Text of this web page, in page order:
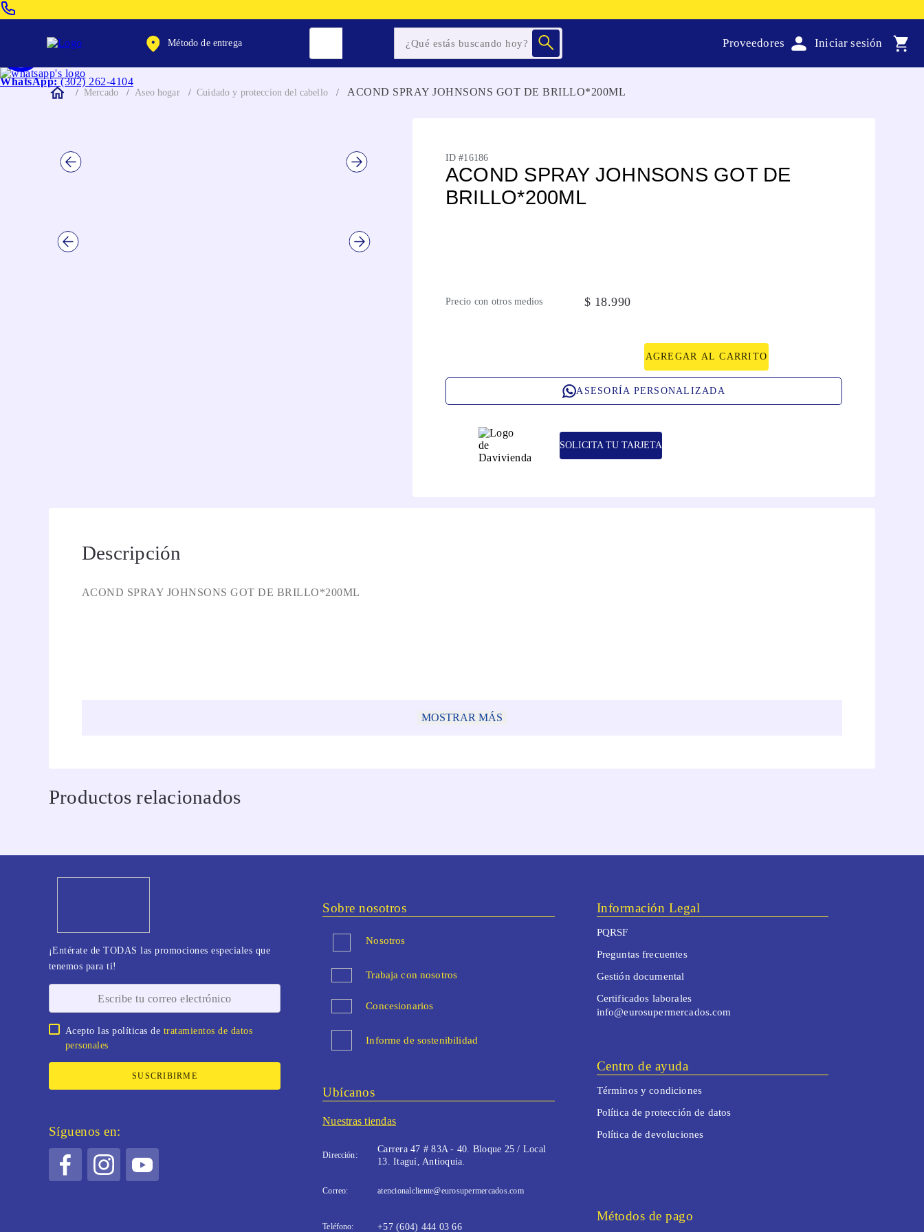
WhatsApp: (302) 262-4104
Método de entrega Proveedores
Mercado Aseo hogar Cuidado y proteccion del cabello ACOND SPRAY JOHNSONS GOT DE BRILLO*200ML
ID #16186
ACOND SPRAY JOHNSONS GOT DE
BRILLO*200ML
Precio con otros medios $ 18.990
AGREGAR AL CARRITO
ASESORÍA PERSONALIZADA
SOLICITA TU TARJETA
Descripción
ACOND SPRAY JOHNSONS GOT DE BRILLO*200ML
MOSTRAR MÁS
Productos relacionados
¡Entérate de TODAS las promociones especiales que
tenemos para ti!
Acepto las políticas de tratamientos de datos
personales
SUSCRIBIRME
Síguenos en:
Sobre nosotros
Nosotros
Trabaja con nosotros
Concesionarios
Informe de sostenibilidad
Ubícanos
Nuestras tiendas
Dirección:
Carrera 47 # 83A - 40. Bloque 25 / Local
13. Itaguí, Antioquia.
Correo: atencionalcliente@eurosupermercados.com
Teléfono: +57 (604) 444 03 66
Información Legal
PQRSF
Preguntas frecuentes
Gestión documental
Certificados laborales
info@eurosupermercados.com
Centro de ayuda
Términos y condiciones
Política de protección de datos
Política de devoluciones
Métodos de pago